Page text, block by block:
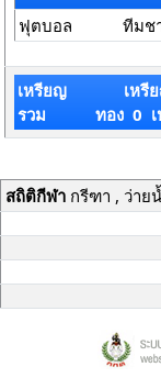
ฟุตบอล ทีมช
เหรียญ
รวม
เหรี
ทอง 0
สถิติกีฬากรีฑา , ว่าย